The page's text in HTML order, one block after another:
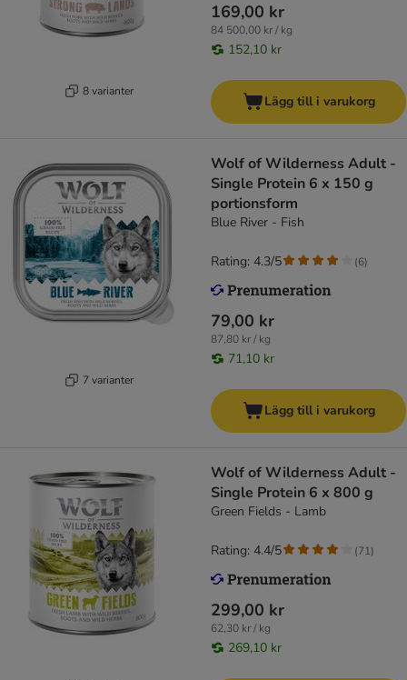
8 varianter
169,00 kr
84 500,00 kr / kg
152,10 kr
Lägg till i varukorg
7 varianter
Wolf of Wilderness Adult -
Single Protein 6 x 150 g
portionsform
Blue River - Fish
79,00 kr
87,80 kr / kg
71,10 kr
Rating: 4.3/5 (6)
Lägg till i varukorg
Wolf of Wilderness Adult -
Single Protein 6 x 800 g
Green Fields - Lamb
299,00 kr
62,30 kr / kg
269,10 kr
Rating: 4.4/5 (71)